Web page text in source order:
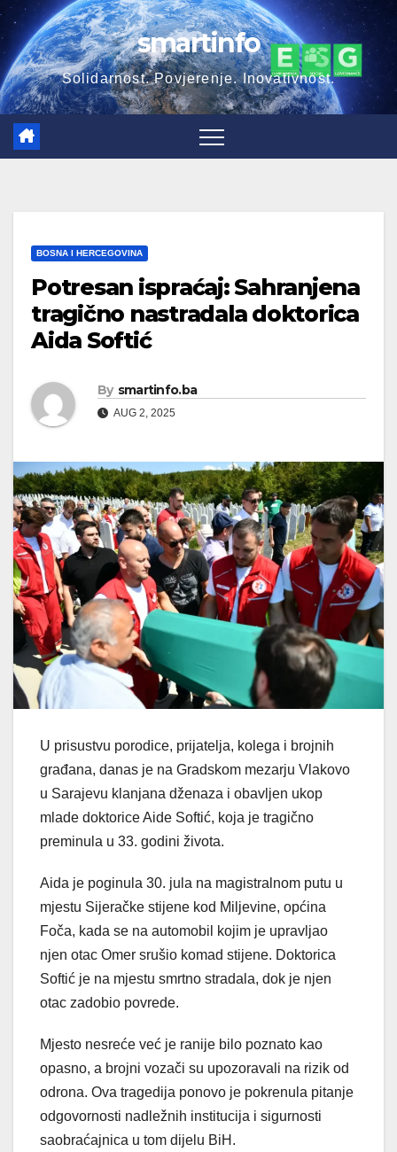
Skip
to
content
smartinfo
Solidarnost. Povjerenje. Inovativnost.
BOSNA I HERCEGOVINA
Potresan ispraćaj: Sahranjena
tragično nastradala doktorica
Aida Softić
By smartinfo.ba
AUG 2, 2025
U prisustvu porodice, prijatelja, kolega i brojnih
građana, danas je na Gradskom mezarju Vlakovo
u Sarajevu klanjana dženaza i obavljen ukop
mlade doktorice Aide Softić, koja je tragično
preminula u 33. godini života.
Aida je poginula 30. jula na magistralnom putu u
mjestu Sijeračke stijene kod Miljevine, općina
Foča, kada se na automobil kojim je upravljao
njen otac Omer srušio komad stijene. Doktorica
Softić je na mjestu smrtno stradala, dok je njen
otac zadobio povrede.
Mjesto nesreće već je ranije bilo poznato kao
opasno, a brojni vozači su upozoravali na rizik od
odrona. Ova tragedija ponovo je pokrenula pitanje
odgovornosti nadležnih institucija i sigurnosti
saobraćajnica u tom dijelu BiH.